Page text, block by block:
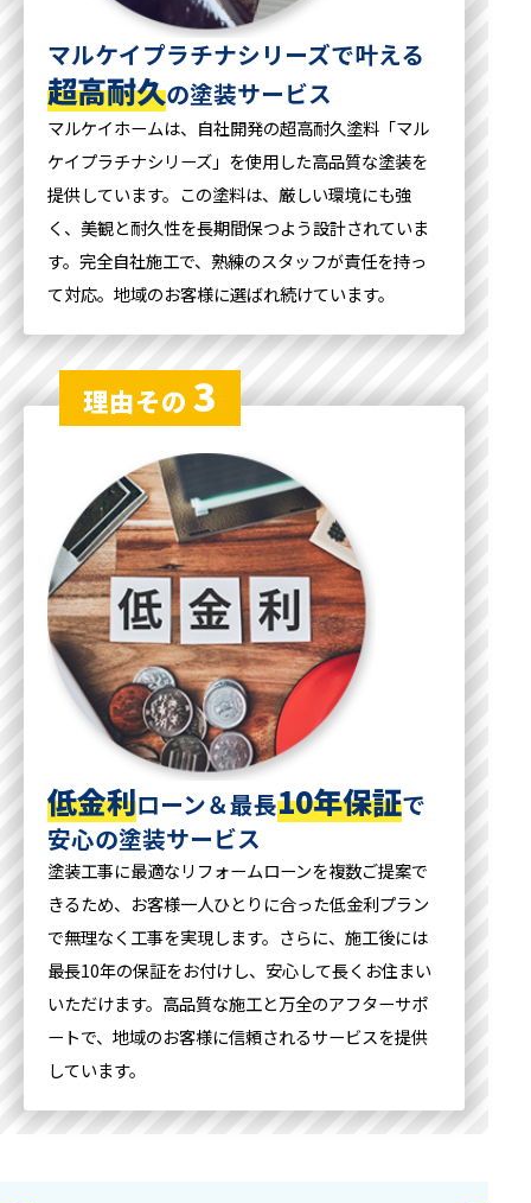
マルケイプラチナシリーズで叶える
超高耐久の塗装サービス
マルケイホームは、自社開発の超高耐久塗料「マル
ケイプラチナシリーズ」を使用した高品質な塗装を
提供しています。この塗料は、厳しい環境にも強
く、美観と耐久性を長期間保つよう設計されていま
す。完全自社施工で、熟練のスタッフが責任を持っ
て対応。地域のお客様に選ばれ続けています。
理由その 3
低金利ローン＆最長10年保証で
安心の塗装サービス
塗装工事に最適なリフォームローンを複数ご提案で
きるため、お客様一人ひとりに合った低金利プラン
で無理なく工事を実現します。さらに、施工後には
最長10年の保証をお付けし、安心して長くお住まい
いただけます。高品質な施工と万全のアフターサポ
ートで、地域のお客様に信頼されるサービスを提供
しています。